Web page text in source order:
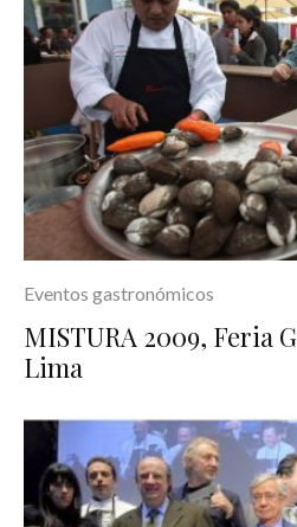
Eventos gastronómicos
MISTURA 2009, Feria
Lima